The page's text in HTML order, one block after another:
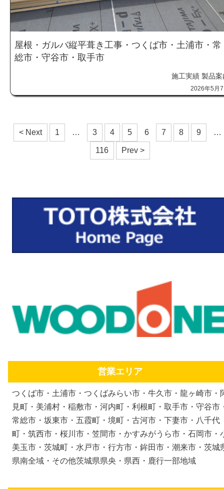
屋根・ガルバ縦平葺き工事・つくば市・土浦市・常
総市・守谷市・取手市
施工実績 製品案
2026年5月
< Next 1 … 3 4 5 6 7 8 9 …
116 Prev >
営業エリア
つくば市・土浦市・つくばみらい市・牛久市・龍ヶ崎市・
見町・美浦村・稲敷市・河内町・利根町・取手市・守谷市
常総市・坂東市・五霞町・境町・古河市・下妻市・八千代
町・筑西市・桜川市・笠間市・かすみがうら市・石岡市・
美玉市・茨城町・水戸市・行方市・鉾田市・潮来市・茨城
県南全域・その他茨城県県央・県西・鹿行一部地域